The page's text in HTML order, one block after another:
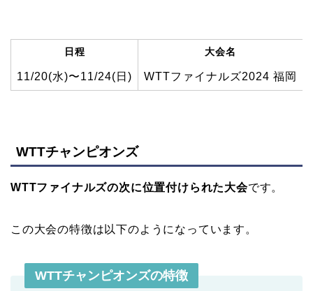
日程 大会名
11/20(水)〜11/24(日) WTTファイナルズ2024 福岡
WTTチャンピオンズ
WTTファイナルズの次に位置付けられた大会です。
この大会の特徴は以下のようになっています。
WTTチャンピオンズの特徴